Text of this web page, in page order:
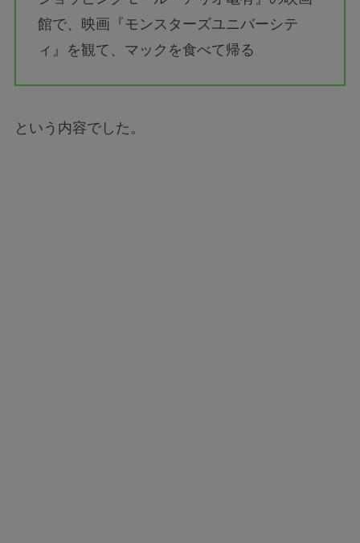
館で、映画『モンスターズユニバーシテ
ィ』を観て、マックを食べて帰る
という内容でした。